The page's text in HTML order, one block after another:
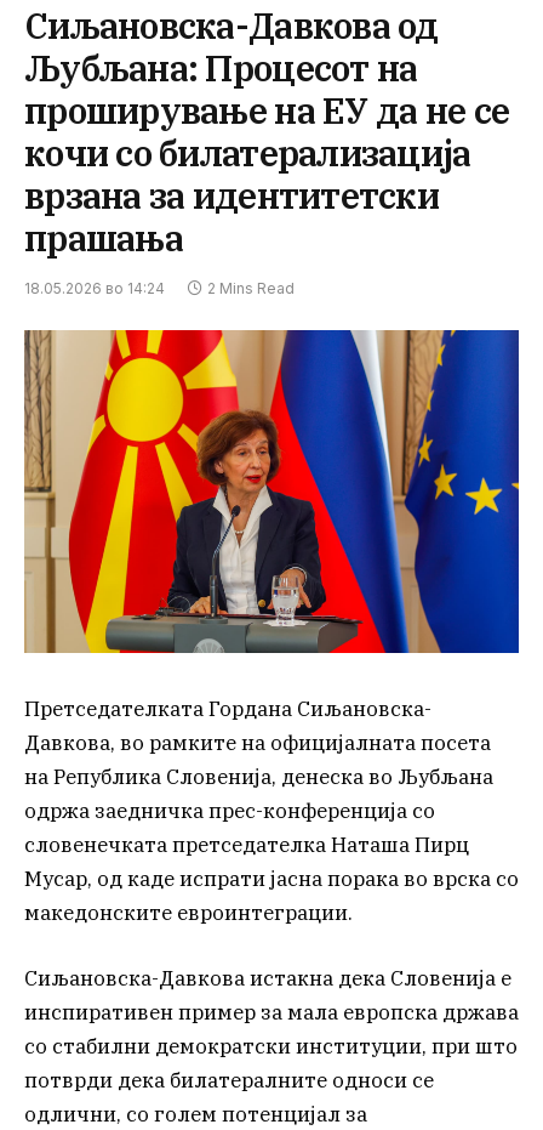
Сиљановска-Давкова од
Љубљана: Процесот на
проширување на ЕУ да не се
кочи со билатерализација
врзана за идентитетски
прашања
18.05.2026 во 14:24 2 Mins Read
Претседателката Гордана Сиљановска-
Давкова, во рамките на официјалната посета
на Република Словенија, денеска во Љубљана
одржа заедничка прес-конференција со
словенечката претседателка Наташа Пирц
Мусар, од каде испрати јасна порака во врска со
македонските евроинтеграции.
Сиљановска-Давкова истакна дека Словенија е
инспиративен пример за мала европска држава
со стабилни демократски институции, при што
потврди дека билатералните односи се
одлични, со голем потенцијал за